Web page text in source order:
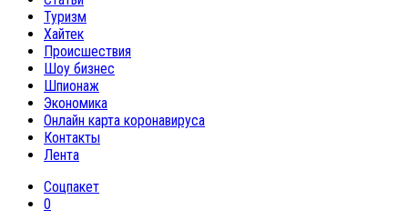
Туризм
Хайтек
Происшествия
Шоу бизнес
Шпионаж
Экономика
Онлайн карта коронавируса
Контакты
Лента
Соцпакет
0